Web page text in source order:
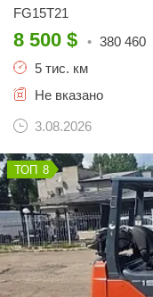
FG15T21
8 500 $ • 380 460
5 тис. км
Не вказано
3.08.2026
8